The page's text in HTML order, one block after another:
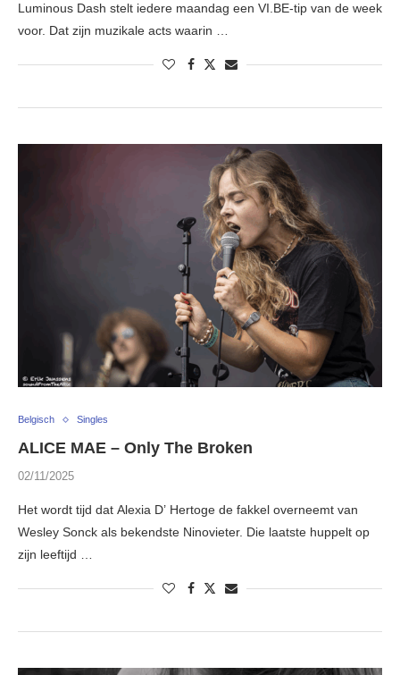
Luminous Dash stelt iedere maandag een VI.BE-tip van de week
voor. Dat zijn muzikale acts waarin …
Belgisch Singles
ALICE MAE – Only The Broken
02/11/2025
Het wordt tijd dat Alexia D’ Hertoge de fakkel overneemt van
Wesley Sonck als bekendste Ninovieter. Die laatste huppelt op
zijn leeftijd …